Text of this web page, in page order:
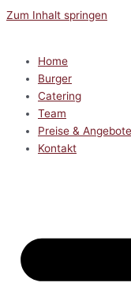
Zum Inhalt springen
Home
Burger
Catering
Team
Preise & Angebote
Kontakt